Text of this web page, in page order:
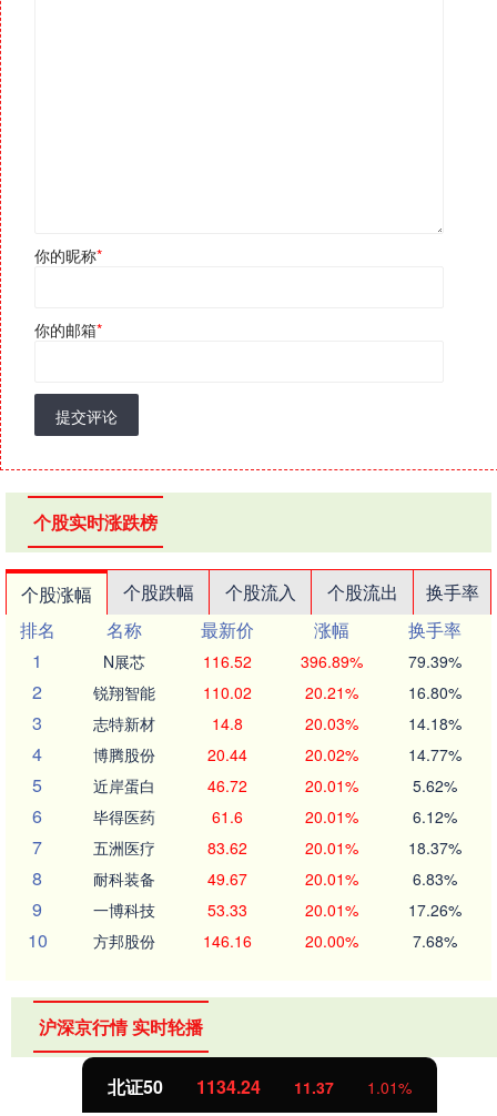
你的昵称*
你的邮箱*
提交评论
个股实时涨跌榜
个股涨幅 个股跌幅 个股流入 个股流出
换手率
排名
名称 最新价 涨幅
换手率
1
N展芯 116.52 396.89% 79.39%
2 锐翔智能 110.02 20.21% 16.80%
3 志特新材 14.8 20.03% 14.18%
4 博腾股份 20.44 20.02% 14.77%
5 近岸蛋白 46.72 20.01% 5.62%
6 毕得医药 61.6 20.01% 6.12%
7 五洲医疗 83.62 20.01% 18.37%
8 耐科装备 49.67 20.01% 6.83%
9 一博科技 53.33 20.01% 17.26%
10 方邦股份 146.16 20.00% 7.68%
沪深京行情 实时轮播
北证50 1134.24 11.37 1.01%